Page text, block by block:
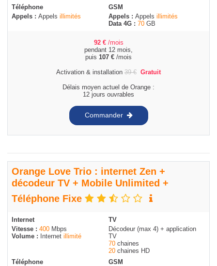
Téléphone
Appels : Appels illimités
GSM
Appels : Appels illimités
Data 4G : 70 GB
92 € /mois
pendant 12 mois,
puis 107 € /mois
Activation & installation 39€ Gratuit
Délais moyen actuel de Orange :
12 jours ouvrables
Commander
Orange Love Trio : internet Zen +
décodeur TV + Mobile Unlimited +
Téléphone Fixe
Internet
Vitesse : 400 Mbps
Volume :
Internet illimité
TV
Décodeur (max 4) + application
TV
70 chaines
20 chaines HD
Téléphone
GSM